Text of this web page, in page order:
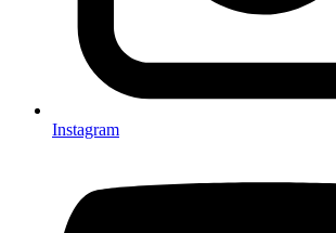
Instagram